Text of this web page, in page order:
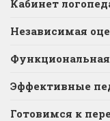
Кабинет
Независимая
Эффективные
Готовимся к